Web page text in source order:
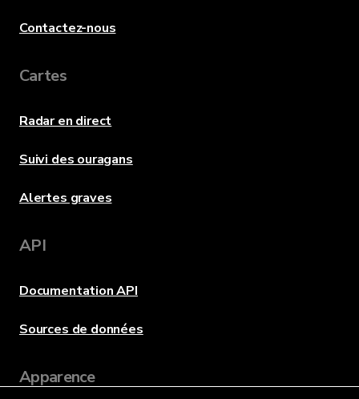
Contactez-nous
Cartes
Radar en direct
Suivi des ouragans
Alertes graves
API
Documentation API
Sources de données
Apparence